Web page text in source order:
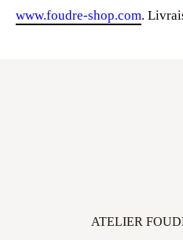
www.foudre-shop.com.
ATELIER